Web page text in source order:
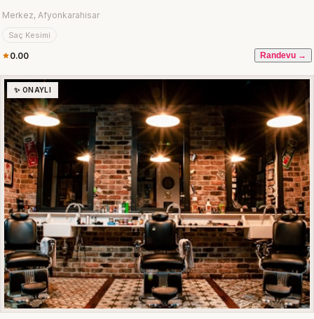
Merkez, Afyonkarahisar
Saç Kesimi
0.00 Randevu →
✨ ONAYLI